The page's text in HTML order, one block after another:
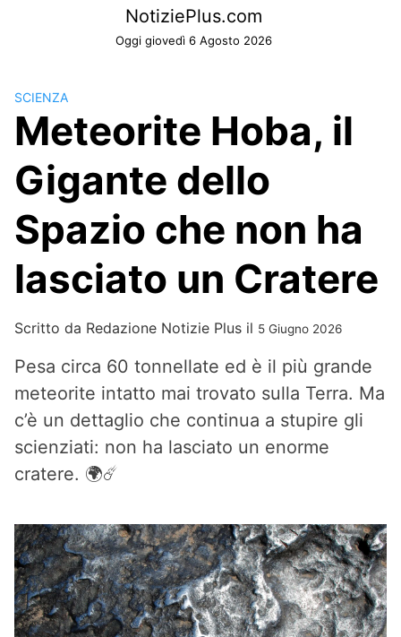
NotiziePlus.com
Oggi giovedì 6 Agosto 2026
SCIENZA
Meteorite Hoba, il
Gigante dello
Spazio che non ha
lasciato un Cratere
Scritto da Redazione Notizie Plus il 5 Giugno 2026
Pesa circa 60 tonnellate ed è il più grande
meteorite intatto mai trovato sulla Terra. Ma
c’è un dettaglio che continua a stupire gli
scienziati: non ha lasciato un enorme
cratere. 🌍☄️